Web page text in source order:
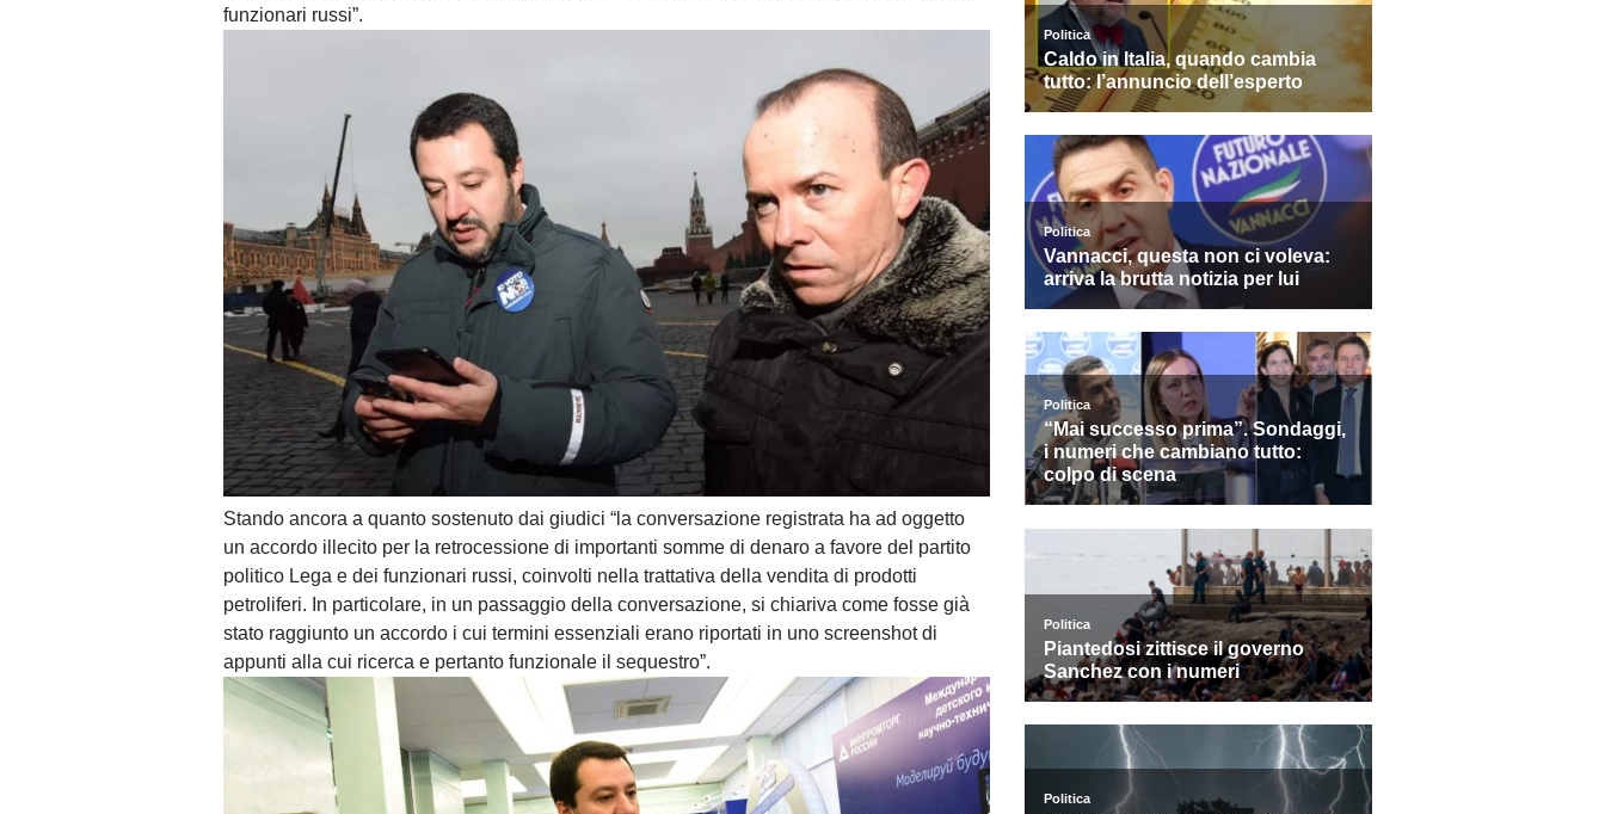
funzionari russi”.
Stando ancora a quanto sostenuto dai giudici “la conversazione registrata ha ad oggetto
un accordo illecito per la retrocessione di importanti somme di denaro a favore del partito
politico Lega e dei funzionari russi, coinvolti nella trattativa della vendita di prodotti
petroliferi. In particolare, in un passaggio della conversazione, si chiariva come fosse già
stato raggiunto un accordo i cui termini essenziali erano riportati in uno screenshot di
appunti alla cui ricerca e pertanto funzionale il sequestro”.